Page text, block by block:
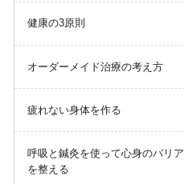
健康の3原則
オーダーメイド治療の考え方
疲れない身体を作る
呼吸と鍼灸を使って心身のバリア
を整える